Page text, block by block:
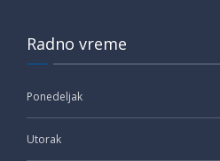
Radno vreme
Ponedeljak
Utorak